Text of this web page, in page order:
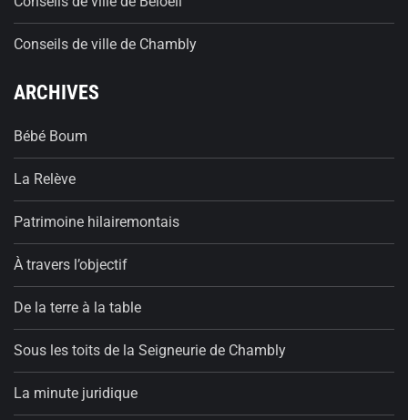
Conseils de ville de Chambly
ARCHIVES
Bébé Boum
La Relève
Patrimoine hilairemontais
À travers l’objectif
De la terre à la table
Sous les toits de la Seigneurie de Chambly
La minute juridique